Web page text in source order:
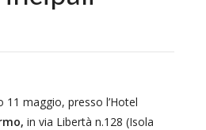
maggio, presso l’Hotel
in via Libertà n.128 (Isola